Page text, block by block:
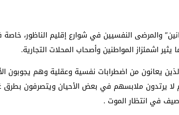
والمرضى النفسيين في شوارع إقليم الناظور،
اشمئزاز المواطنين وأصحاب المحلات التجارية.
يعانون من اضطرابات نفسية وعقلية وهم يجوبون
لا يرتدون ملابسهم في بعض الأحيان ويتصرفون بطرق
في انتظار الموت .